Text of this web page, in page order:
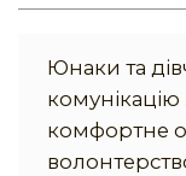
Юнаки та
комунікацію
комфортне